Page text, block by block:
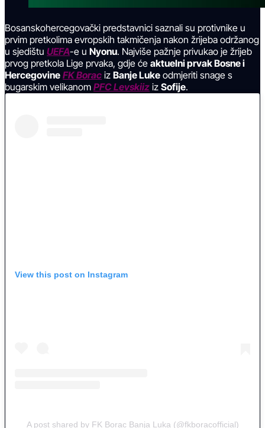
Bosanskohercegovački predstavnici saznali su protivnike u
prvim pretkolima evropskih takmičenja nakon žrijeba održanog
u sjedištu UEFA-e u Nyonu. Najviše pažnje privukao je žrijeb
prvog pretkola Lige prvaka, gdje će aktuelni prvak Bosne i
Hercegovine FK Borac iz Banje Luke odmjeriti snage s
bugarskim velikanom PFC Levskiiz iz Sofije.
View this post on Instagram
A post shared by FK Borac Banja Luka (@fkboracofficial)